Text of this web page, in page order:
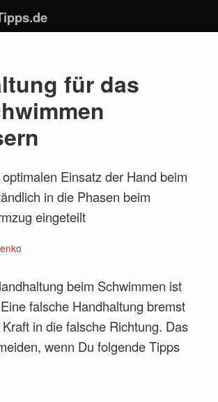
für das
Einsatz der Hand beim
in die Phasen beim
eingeteilt
beim Schwimmen ist
falsche Handhaltung bremst
in die falsche Richtung. Das
wenn Du folgende Tipps